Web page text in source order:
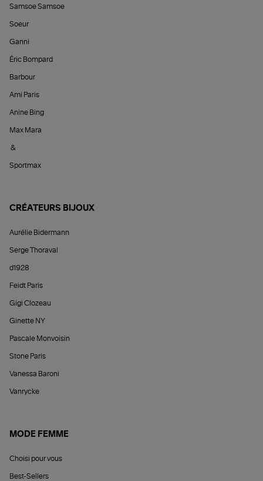
Samsoe Samsoe
Soeur
Ganni
Éric Bompard
Barbour
Ami Paris
Anine Bing
Max Mara
&
Sportmax
CRÉATEURS BIJOUX
Aurélie Bidermann
Serge Thoraval
d1928
Feidt Paris
Gigi Clozeau
Ginette NY
Pascale Monvoisin
Stone Paris
Vanessa Baroni
Vanrycke
MODE FEMME
Choisi pour vous
Best-Sellers